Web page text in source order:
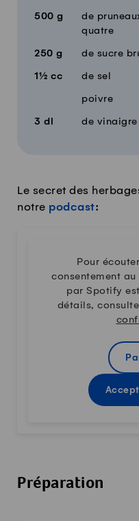
500 g
de
quatre
250 g de sucre
1½ cc de sel
poivre
3 dl de
Le secret des
notre podcast:
Pour
consentement
par Spotify
détails,
Préparation